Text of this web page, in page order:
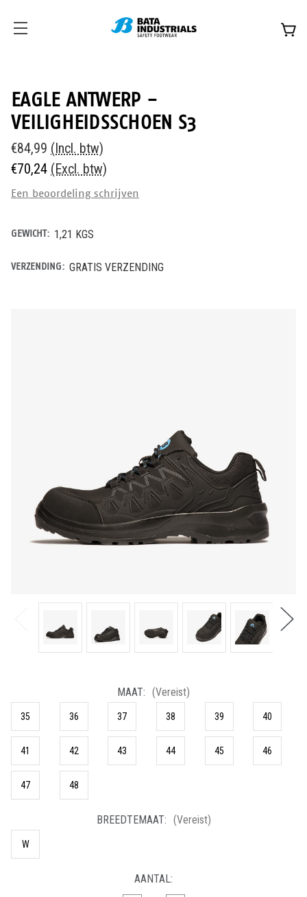
EAGLE ANTWERP -
VEILIGHEIDSSCHOEN S3
€84,99 (Incl. btw)
€70,24 (Excl. btw)
Een beoordeling schrijven
GEWICHT: 1,21 KGS
VERZENDING: GRATIS VERZENDING
MAAT: (Vereist)
35 36 37 38 39 40
41 42 43 44 45 46
47 48
BREEDTEMAAT: (Vereist)
W
AANTAL: